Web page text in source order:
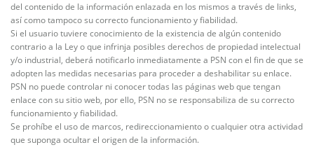
del contenido de la información enlazada en los mismos a través de links,
así como tampoco su correcto funcionamiento y fiabilidad.
Si el usuario tuviere conocimiento de la existencia de algún contenido
contrario a la Ley o que infrinja posibles derechos de propiedad intelectual
y/o industrial, deberá notificarlo inmediatamente a PSN con el fin de que se
adopten las medidas necesarias para proceder a deshabilitar su enlace.
PSN no puede controlar ni conocer todas las páginas web que tengan
enlace con su sitio web, por ello, PSN no se responsabiliza de su correcto
funcionamiento y fiabilidad.
Se prohíbe el uso de marcos, redireccionamiento o cualquier otra actividad
que suponga ocultar el origen de la información.